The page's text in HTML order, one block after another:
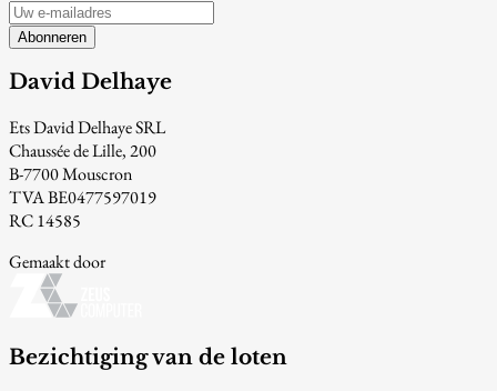
Abonneren
David Delhaye
Ets David Delhaye SRL
Chaussée de Lille, 200
B-7700 Mouscron
TVA BE0477597019
RC 14585
Gemaakt door
Bezichtiging van de loten